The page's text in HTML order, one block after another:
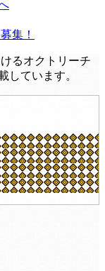
集！
るオクトリーチ
しています。